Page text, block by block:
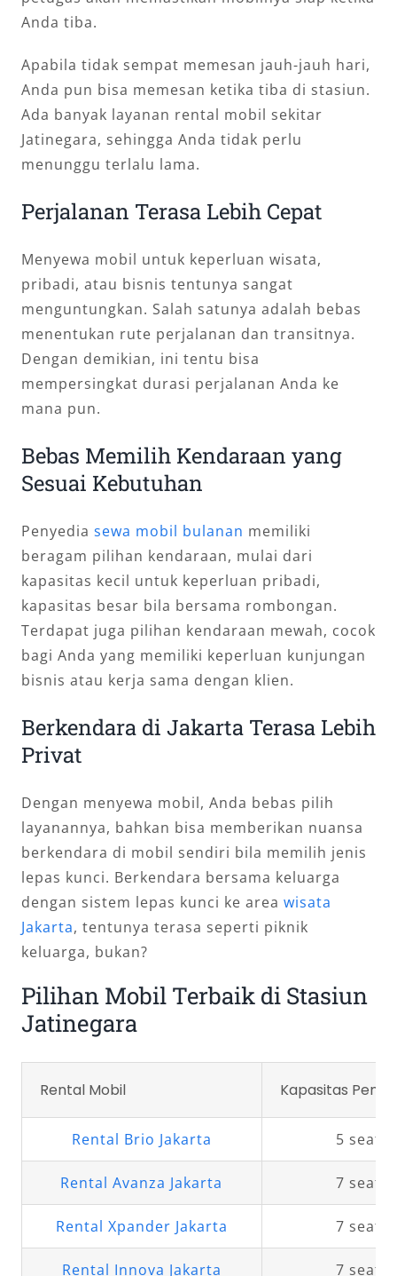
Anda tiba.
Apabila tidak sempat memesan jauh-jauh hari,
Anda pun bisa memesan ketika tiba di stasiun.
Ada banyak layanan rental mobil sekitar
Jatinegara, sehingga Anda tidak perlu
menunggu terlalu lama.
Perjalanan Terasa Lebih Cepat
Menyewa mobil untuk keperluan wisata,
pribadi, atau bisnis tentunya sangat
menguntungkan. Salah satunya adalah bebas
menentukan rute perjalanan dan transitnya.
Dengan demikian, ini tentu bisa
mempersingkat durasi perjalanan Anda ke
mana pun.
Bebas Memilih Kendaraan yang
Sesuai Kebutuhan
Penyedia sewa mobil bulanan memiliki
beragam pilihan kendaraan, mulai dari
kapasitas kecil untuk keperluan pribadi,
kapasitas besar bila bersama rombongan.
Terdapat juga pilihan kendaraan mewah, cocok
bagi Anda yang memiliki keperluan kunjungan
bisnis atau kerja sama dengan klien.
Berkendara di Jakarta Terasa Lebih
Privat
Dengan menyewa mobil, Anda bebas pilih
layanannya, bahkan bisa memberikan nuansa
berkendara di mobil sendiri bila memilih jenis
lepas kunci. Berkendara bersama keluarga
dengan sistem lepas kunci ke area wisata
Jakarta, tentunya terasa seperti piknik
keluarga, bukan?
Pilihan Mobil Terbaik di Stasiun
Jatinegara
Rental Mobil Kapasitas
Rental Brio Jakarta 5 seat
Rental Avanza Jakarta 7 seat
Rental Xpander Jakarta 7 seat
Rental Innova Jakarta 7 seat